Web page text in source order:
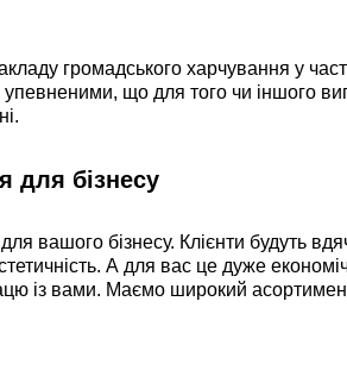
громадського харчування у
що для того чи іншого
для бізнесу
вашого бізнесу. Клієнти будуть
А для вас це дуже
із вами. Маємо широкий